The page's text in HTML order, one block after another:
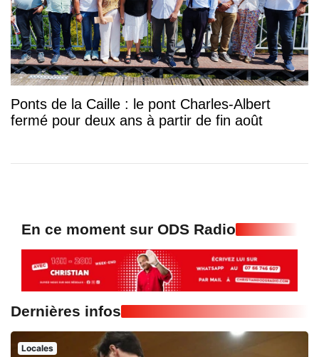
Ponts de la Caille : le pont Charles-Albert
fermé pour deux ans à partir de fin août
En ce moment sur ODS Radio
Dernières infos
Locales